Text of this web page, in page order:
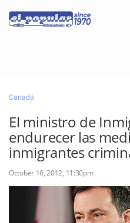
Classifieds
Categorías
Iniciar sesión con
Canadá
El ministro de
endurecer las
inmigrantes
October 16, 2012, 11:30pm